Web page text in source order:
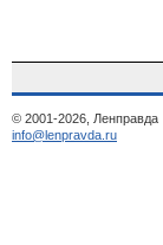
© 2001-2026, Ленправда
info@lenpravda.ru